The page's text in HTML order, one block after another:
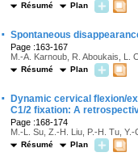
Résumé Plan
· Spontaneous
Page :163-167
M.-A. Karnoub, R. Aboukais, L.
Résumé Plan
·
Dynamic cervical flexion/
C1/2 fixation: A
Page :168-174
M.-L. Su, Z.-H. Liu, P.-H. Tu, Y.-
Résumé Plan